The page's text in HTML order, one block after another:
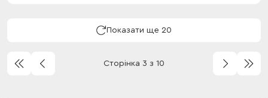
Показати ще 20
Сторінка 3 з 10